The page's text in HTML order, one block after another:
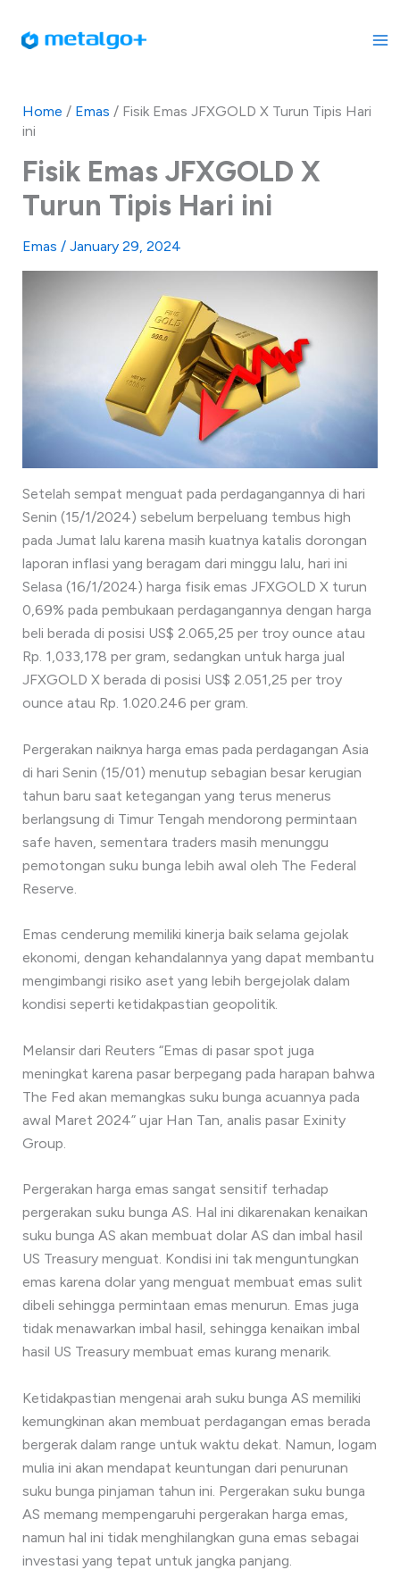
Home / Emas / Fisik Emas JFXGOLD X Turun Tipis Hari
ini
Fisik Emas JFXGOLD X
Turun Tipis Hari ini
Emas / January 29, 2024
Setelah sempat menguat pada perdagangannya di hari
Senin (15/1/2024) sebelum berpeluang tembus high
pada Jumat lalu karena masih kuatnya katalis dorongan
laporan inflasi yang beragam dari minggu lalu, hari ini
Selasa (16/1/2024) harga fisik emas JFXGOLD X turun
0,69% pada pembukaan perdagangannya dengan harga
beli berada di posisi US$ 2.065,25 per troy ounce atau
Rp. 1,033,178 per gram, sedangkan untuk harga jual
JFXGOLD X berada di posisi US$ 2.051,25 per troy
ounce atau Rp. 1.020.246 per gram.
Pergerakan naiknya harga emas pada perdagangan Asia
di hari Senin (15/01) menutup sebagian besar kerugian
tahun baru saat ketegangan yang terus menerus
berlangsung di Timur Tengah mendorong permintaan
safe haven, sementara traders masih menunggu
pemotongan suku bunga lebih awal oleh The Federal
Reserve.
Emas cenderung memiliki kinerja baik selama gejolak
ekonomi, dengan kehandalannya yang dapat membantu
mengimbangi risiko aset yang lebih bergejolak dalam
kondisi seperti ketidakpastian geopolitik.
Melansir dari Reuters “Emas di pasar spot juga
meningkat karena pasar berpegang pada harapan bahwa
The Fed akan memangkas suku bunga acuannya pada
awal Maret 2024” ujar Han Tan, analis pasar Exinity
Group.
Pergerakan harga emas sangat sensitif terhadap
pergerakan suku bunga AS. Hal ini dikarenakan kenaikan
suku bunga AS akan membuat dolar AS dan imbal hasil
US Treasury menguat. Kondisi ini tak menguntungkan
emas karena dolar yang menguat membuat emas sulit
dibeli sehingga permintaan emas menurun. Emas juga
tidak menawarkan imbal hasil, sehingga kenaikan imbal
hasil US Treasury membuat emas kurang menarik.
Ketidakpastian mengenai arah suku bunga AS memiliki
kemungkinan akan membuat perdagangan emas berada
bergerak dalam range untuk waktu dekat. Namun, logam
mulia ini akan mendapat keuntungan dari penurunan
suku bunga pinjaman tahun ini. Pergerakan suku bunga
AS memang mempengaruhi pergerakan harga emas,
namun hal ini tidak menghilangkan guna emas sebagai
investasi yang tepat untuk jangka panjang.